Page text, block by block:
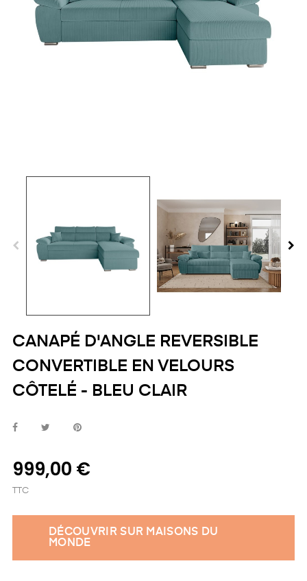
CANAPÉ D'ANGLE REVERSIBLE
CONVERTIBLE EN VELOURS
CÔTELÉ - BLEU CLAIR
999,00 €
TTC
DÉCOUVRIR SUR MAISONS DU
MONDE